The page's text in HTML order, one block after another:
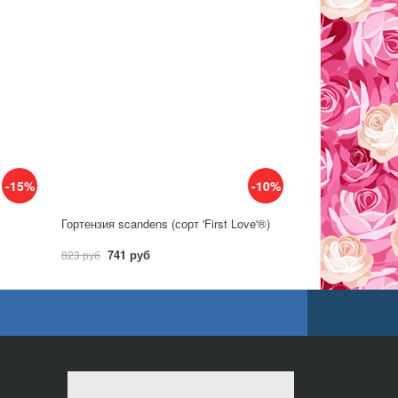
-15% -10%
Гортензия scandens (сорт 'First Love'®)
823 руб 741 руб